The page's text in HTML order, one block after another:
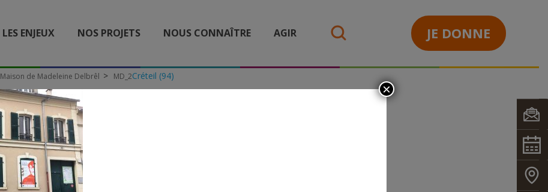
LES ENJEUX NOS PROJETS NOUS CONNAÎTRE AGIR JE DONNE
Créteil (94)
Maison de Madeleine Delbrêl MD_2
×